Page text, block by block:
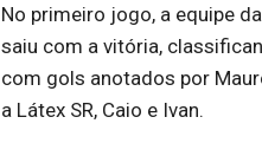
No primeiro jogo, a equipe
saiu com a vitória,
com gols anotados por
a Látex SR, Caio e Ivan.